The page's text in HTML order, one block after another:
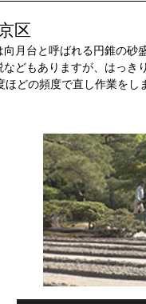
区
月台と呼ばれる円錐の砂
どもありますが、はっき
ほどの頻度で直し作業をし